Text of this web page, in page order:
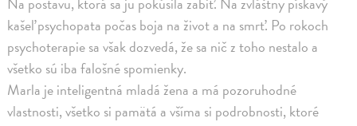
kašeľ psychopata počas boja na život a na smrť. Po rokoch
psychoterapie sa však dozvedá, že sa nič z toho nestalo a
všetko sú iba falošné spomienky.
Marla je inteligentná mladá žena a má pozoruhodné
vlastnosti, všetko si pamätá a všíma si podrobnosti, ktoré